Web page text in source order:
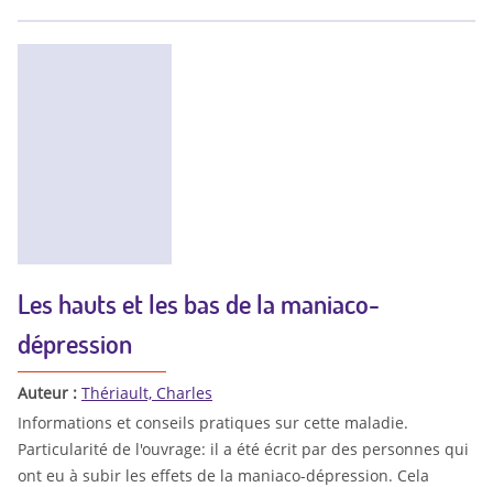
Les hauts et les bas de la maniaco-
dépression
Auteur : Thériault, Charles
Informations et conseils pratiques sur cette maladie.
Particularité de l'ouvrage: il a été écrit par des personnes qui
ont eu à subir les effets de la maniaco-dépression. Cela